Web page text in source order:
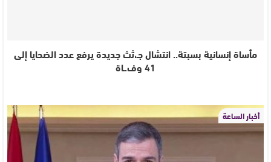
مأساة إنسانية بسبتة.. انتشال جـ،ثث جديدة يرفع عدد الضحايا إلى
41 وف.ـاة
أخبار الساعة